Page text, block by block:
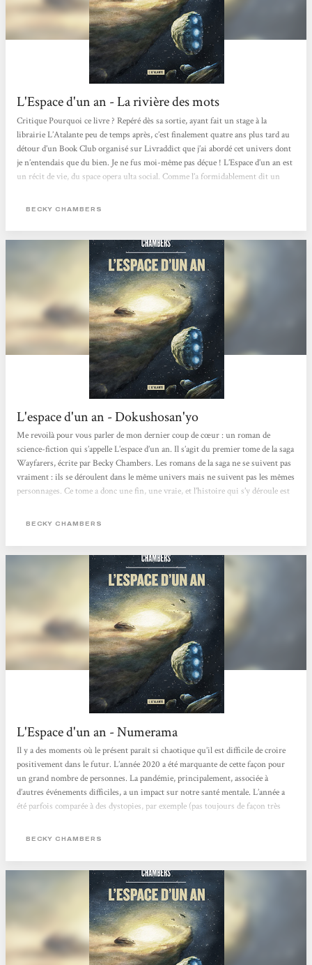
L'Espace d'un an - La rivière des mots
Critique Pourquoi ce livre ? Repéré dès sa sortie, ayant fait un stage à la
librairie L’Atalante peu de temps après, c’est finalement quatre ans plus tard au
détour d’un Book Club organisé sur Livraddict que j’ai abordé cet univers dont
je n’entendais que du bien. Je ne fus moi-même pas déçue ! L’Espace d’un an est
un récit de vie, du space opera ulta social. Comme l’a formidablement dit un
C’est exactement ce que l’on va apprendre ici. Le titre est un rappel du fil...
BECKY CHAMBERS
L'espace d'un an - Dokushosan'yo
Me revoilà pour vous parler de mon dernier coup de cœur : un roman de
science-fiction qui s’appelle L’espace d’un an. Il s’agit du premier tome de la saga
Wayfarers, écrite par Becky Chambers. Les romans de la saga ne se suivent pas
vraiment : ils se déroulent dans le même univers mais ne suivent pas les mêmes
personnages. Ce tome a donc une fin, une vraie, et l’histoire qui s’y déroule est
tombée amoureuse de ce livre, de son univers, de ses personnages. C’était doux,
BECKY CHAMBERS
L'Espace d'un an - Numerama
Il y a des moments où le présent paraît si chaotique qu’il est difficile de croire
positivement dans le futur. L’année 2020 a été marquante de cette façon pour
un grand nombre de personnes. La pandémie, principalement, associée à
d’autres événements difficiles, a un impact sur notre santé mentale. L’année a
été parfois comparée à des dystopies, par exemple (pas toujours de façon très
constitue donc un outil pour décrypter...
BECKY CHAMBERS